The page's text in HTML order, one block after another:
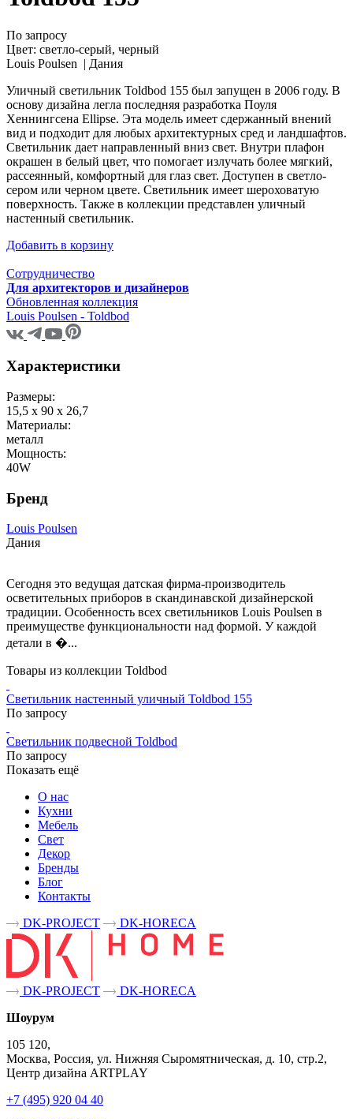
По запросу
Цвет: светло-серый, черный
Louis Poulsen | Дания
Уличный светильник Toldbod 155 был запущен в 2006 году. В
основу дизайна легла последняя разработка Поуля
Хеннингсена Ellipse. Эта модель имеет сдержанный внений
вид и подходит для любых архитектурных сред и ландшафтов.
Светильник дает направленный вниз свет. Внутри плафон
окрашен в белый цвет, что помогает излучать более мягкий,
рассеянный, комфортный для глаз свет. Доступен в светло-
сером или черном цвете. Светильник имеет шероховатую
поверхность. Также в коллекции представлен уличный
настенный светильник.
Добавить в корзину
Сотрудничество
Для архитекторов и дизайнеров
Обновленная коллекция
Louis Poulsen - Toldbod
Характеристики
Размеры:
15,5 x 90 x 26,7
Материалы:
металл
Мощность:
40W
Бренд
Louis Poulsen
Дания
Сегодня это ведущая датская фирма-производитель
осветительных приборов в скандинавской дизайнерской
традиции. Особенность всех светильников Louis Poulsen в
преимуществе функциональности над формой. У каждой
детали в �...
Товары из коллекции Toldbod
Светильник настенный уличный Toldbod 155
По запросу
Светильник подвесной Toldbod
По запросу
Показать ещё
О нас
Кухни
Мебель
Свет
Декор
Бренды
Блог
Контакты
DK-PROJECT
DK-HORECA
DK-PROJECT
DK-HORECA
Шоурум
105 120,
Москва, Россия, ул. Нижняя Сыромятническая, д. 10, стр.2,
Центр дизайна ARTPLAY
+7 (495) 920 04 40